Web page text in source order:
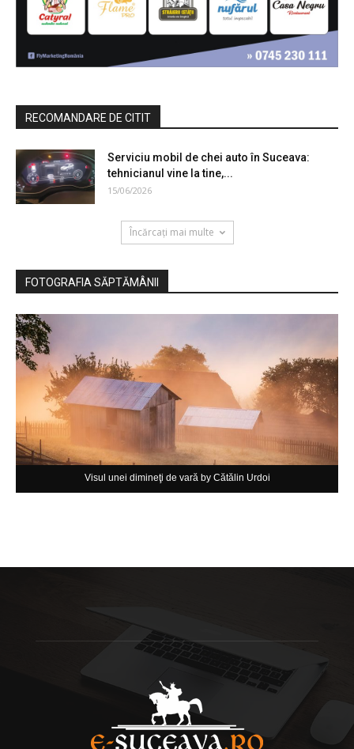
RECOMANDARE DE CITIT
Serviciu mobil de chei auto în Suceava:
tehnicianul vine la tine,...
15/06/2026
Încărcați mai multe
FOTOGRAFIA SĂPTĂMÂNII
Visul unei dimineţi de vară by Cătălin Urdoi